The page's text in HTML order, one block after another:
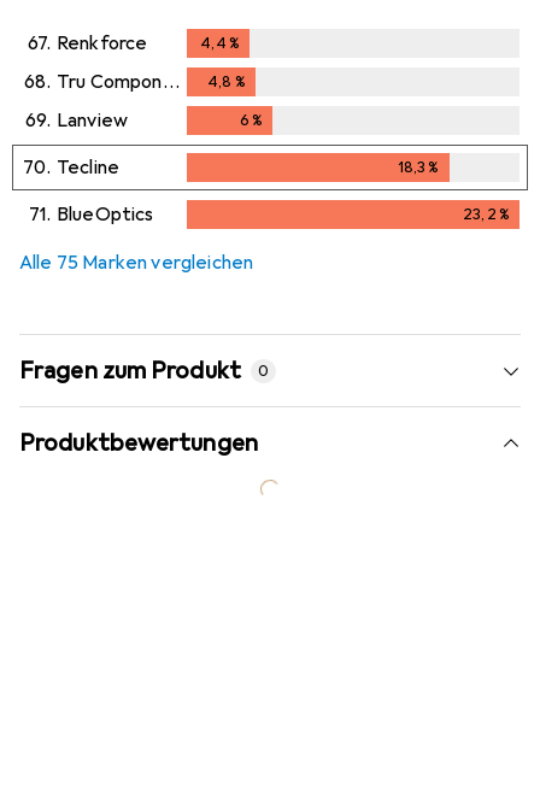
67. Renkforce 4,4%
68. Tru Components 4,8 %
69. Lanview 6%
70. Tecline 18,3%
71. BlueOptics 23,2%
Alle 75 Marken vergleichen
Fragen zum Produkt 0
Produktbewertungen